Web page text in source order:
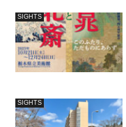
SIGHTS
SIGHTS